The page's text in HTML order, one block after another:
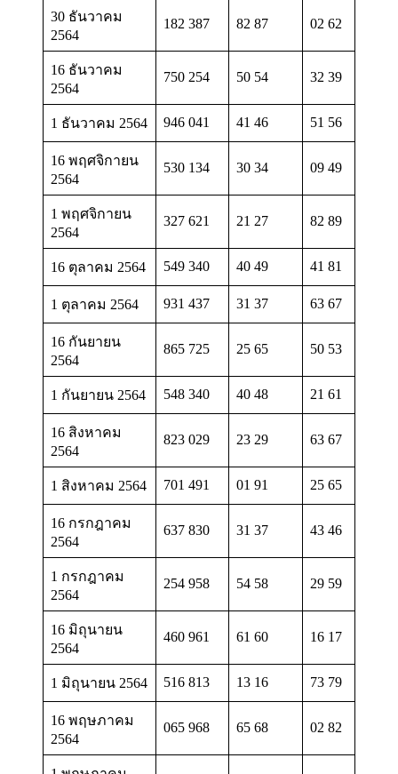
30 ธันวาคม
2564
182 387 82 87 02 62
16 ธันวาคม
2564
750 254 50 54 32 39
1 ธันวาคม 2564 946 041 41 46 51 56
16 พฤศจิกายน
2564
530 134 30 34 09 49
1 พฤศจิกายน
2564
327 621 21 27 82 89
16 ตุลาคม 2564 549 340 40 49 41 81
1 ตุลาคม 2564 931 437 31 37 63 67
16 กันยายน
2564
865 725 25 65 50 53
1 กันยายน 2564 548 340 40 48 21 61
16 สิงหาคม
2564
823 029 23 29 63 67
1 สิงหาคม 2564 701 491 01 91 25 65
16 กรกฎาคม
2564
637 830 31 37 43 46
1 กรกฎาคม
2564
254 958 54 58 29 59
16 มิถุนายน
2564
460 961 61 60 16 17
1 มิถุนายน 2564 516 813 13 16 73 79
16 พฤษภาคม
2564
065 968 65 68 02 82